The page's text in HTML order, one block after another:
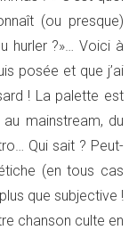
(ou presque)
hurler ?»… Voici à
posée et que j’ai
! La palette est
mainstream, du
Qui sait ? Peut-
(en tous cas
que subjective !
chanson culte en